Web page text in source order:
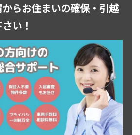
らお住まいの確保・引越
い！